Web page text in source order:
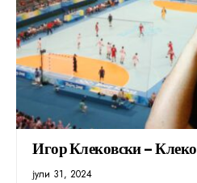
Игор Клековски – Клеко
јули 31, 2024